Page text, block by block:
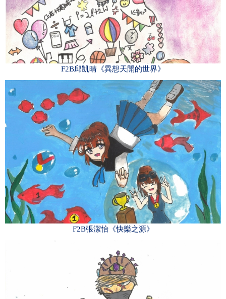
F2B邱凱晴《異想天開的世界》
F2B張潔怡《快樂之源》